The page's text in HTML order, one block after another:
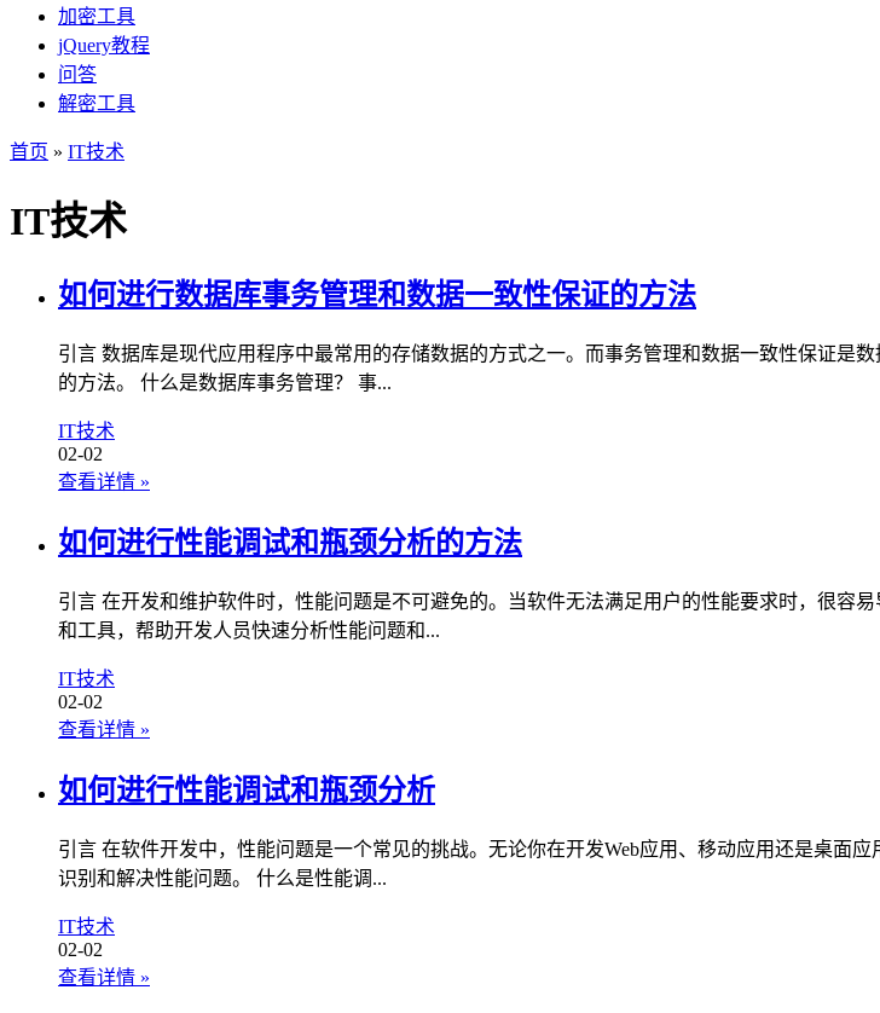
加密工具
jQuery教程
问答
解密工具
首页 » IT技术
IT技术
如何进行数据库事务管理和数据一致性保证的方法
引言 数据库是现代应用程序中最常用的存储数据的方式之一。而事务管理和数据一致性保证是
的方法。 什么是数据库事务管理？ 事...
IT技术
02-02
查看详情 »
如何进行性能调试和瓶颈分析的方法
引言 在开发和维护软件时，性能问题是不可避免的。当软件无法满足用户的性能要求时，很容
和工具，帮助开发人员快速分析性能问题和...
IT技术
02-02
查看详情 »
如何进行性能调试和瓶颈分析
引言 在软件开发中，性能问题是一个常见的挑战。无论你在开发Web应用、移动应用还是桌面
识别和解决性能问题。 什么是性能调...
IT技术
02-02
查看详情 »